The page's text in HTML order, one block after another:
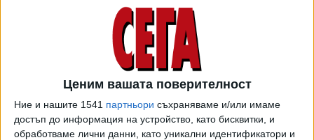
Ценим вашата поверителност
Ние и нашите 1541 партньори съхраняваме и/или имаме
достъп до информация на устройство, като бисквитки, и
обработваме лични данни, като уникални идентификатори и